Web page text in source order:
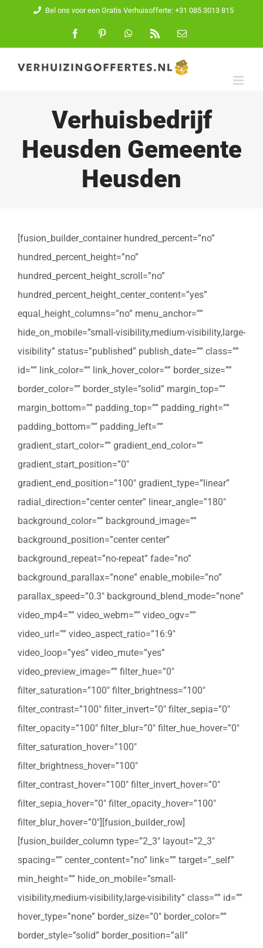
inhoud
Bel ons voor een Gratis Verhuisofferte: +31 085 3013 815
FacebookPinterest WhatsApp
E-
Verhuisbedrijf
Heusden Gemeente
Heusden
[fusion_builder_container hundred_percent=”no”
hundred_percent_height=”no”
hundred_percent_height_scroll=”no”
hundred_percent_height_center_content=”yes”
equal_height_columns=”no” menu_anchor=””
hide_on_mobile=”small-visibility,medium-visibility,large-
visibility” status=”published” publish_date=”” class=””
id=”” link_color=”” link_hover_color=”” border_size=””
border_color=”” border_style=”solid” margin_top=””
margin_bottom=”” padding_top=”” padding_right=””
padding_bottom=”” padding_left=””
gradient_start_color=”” gradient_end_color=””
gradient_start_position=”0″
gradient_end_position=”100″ gradient_type=”linear”
radial_direction=”center center” linear_angle=”180″
background_color=”” background_image=””
background_position=”center center”
background_repeat=”no-repeat” fade=”no”
background_parallax=”none” enable_mobile=”no”
parallax_speed=”0.3″ background_blend_mode=”none”
video_mp4=”” video_webm=”” video_ogv=””
video_url=”” video_aspect_ratio=”16:9″
video_loop=”yes” video_mute=”yes”
video_preview_image=”” filter_hue=”0″
filter_saturation=”100″ filter_brightness=”100″
filter_contrast=”100″ filter_invert=”0″ filter_sepia=”0″
filter_opacity=”100″ filter_blur=”0″ filter_hue_hover=”0″
filter_saturation_hover=”100″
filter_brightness_hover=”100″
filter_contrast_hover=”100″ filter_invert_hover=”0″
filter_sepia_hover=”0″ filter_opacity_hover=”100″
filter_blur_hover=”0″][fusion_builder_row]
[fusion_builder_column type=”2_3″ layout=”2_3″
spacing=”” center_content=”no” link=”” target=”_self”
min_height=”” hide_on_mobile=”small-
visibility,medium-visibility,large-visibility” class=”” id=””
hover_type=”none” border_size=”0″ border_color=””
border_style=”solid” border_position=”all”